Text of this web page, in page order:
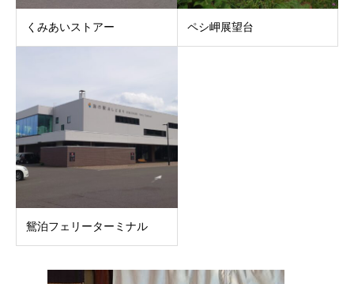
くみあいストアー ペシ岬展望台
鴛泊フェリーターミナル